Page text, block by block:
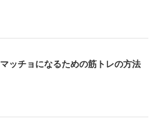
マッチョになるための筋トレの方法